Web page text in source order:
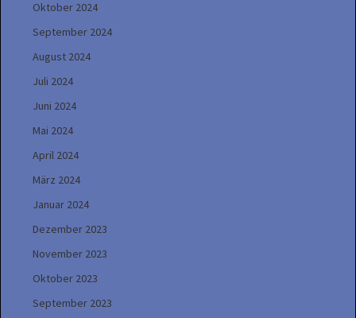
Oktober 2024
September 2024
August 2024
Juli 2024
Juni 2024
Mai 2024
April 2024
März 2024
Januar 2024
Dezember 2023
November 2023
Oktober 2023
September 2023